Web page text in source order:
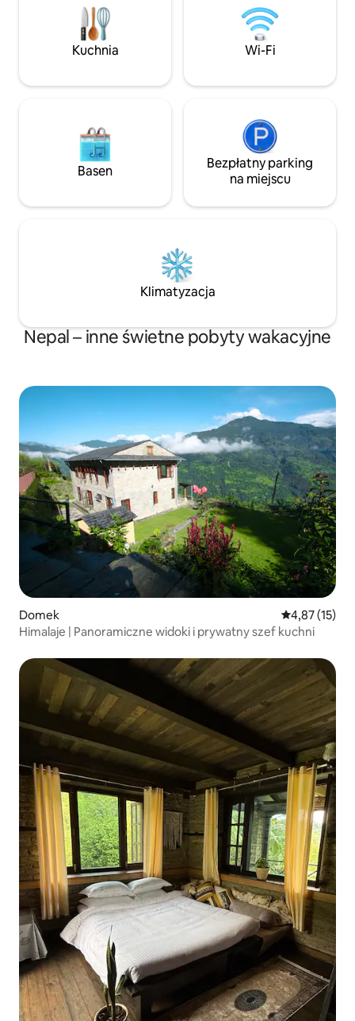
relaksować. Wyraziste, okrągłe drzwi
obrotowe łączą przestrzeń wewnętrzną
z zewnętrzną. Idealne miejsce dla par
lub osób podróżujących samotnie, które
pośpiechu.
by pomóc. 🟥 Ciche miejsce na
odpoczynek – bez
muzyki.
Kuchnia Wi-Fi
Basen
Bezpłatny parking
na miejscu
Klimatyzacja
Nepal – inne świetne pobyty wakacyjne
Domek Średnia
4,87 (15)
Himalaje | Panoramiczne widoki i prywatny szef kuchni